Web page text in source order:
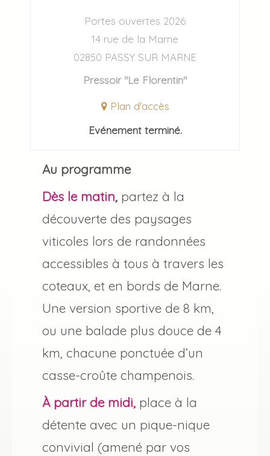
Portes ouvertes 2026
14 rue de la Marne
02850 PASSY SUR MARNE
Pressoir "Le Florentin"
Plan d'accès
Evénement terminé.
Au programme
Dès le matin, partez à la
découverte des paysages
viticoles lors de randonnées
accessibles à tous à travers les
coteaux, et en bords de Marne.
Une version sportive de 8 km,
ou une balade plus douce de 4
km, chacune ponctuée d’un
casse-croûte champenois.
À partir de midi, place à la
détente avec un pique-nique
convivial (amené par vos